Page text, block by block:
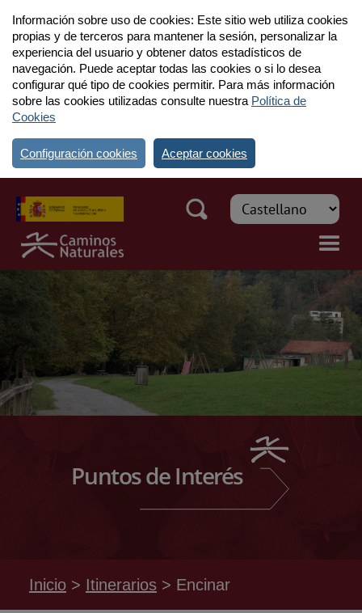
Información sobre uso de cookies: Este sitio web utiliza cookies
propias y de terceros para mantener la sesión, personalizar la
experiencia del usuario y obtener datos estadísticos de
navegación. Puede aceptar todas las cookies o si lo desea
configurar qué tipo de cookies permitir. Para más información
sobre las cookies utilizadas consulte nuestra Política de
Cookies
Configuración cookies Aceptar cookies
Puntos de Interés
Inicio Itinerarios Encinar